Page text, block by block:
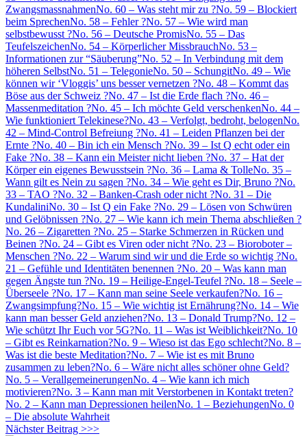
ZwangsmassnahmenNo. 60 – Was steht mir zu ?No. 59 – Blockiert
beim SprechenNo. 58 – Fehler ?No. 57 – Wie wird man
selbstbewusst ?No. 56 – Deutsche PromisNo. 55 – Das
TeufelszeichenNo. 54 – Körperlicher MissbrauchNo. 53 –
Informationen zur “Säuberung”No. 52 – In Verbindung mit dem
höheren SelbstNo. 51 – TelegonieNo. 50 – SchungitNo. 49 – Wie
können wir ‘Vloggis’ uns besser vernetzen ?No. 48 – Kommt das
Böse aus der Schweiz ?No. 47 – Ist die Erde flach ?No. 46 –
Massenmeditation ?No. 45 – Ich möchte Geld verschenkenNo. 44 –
Wie funktioniert Telekinese?No. 43 – Verfolgt, bedroht, belogenNo.
42 – Mind-Control Befreiung ?No. 41 – Leiden Pflanzen bei der
Ernte ?No. 40 – Bin ich ein Mensch ?No. 39 – Ist Q echt oder ein
Fake ?No. 38 – Kann ein Meister nicht lieben ?No. 37 – Hat der
Körper ein eigenes Bewusstsein ?No. 36 – Lama & TolleNo. 35 –
Wann gilt es Nein zu sagen ?No. 34 – Wie geht es Dir, Bruno ?No.
33 – TAO ?No. 32 – Banken-Crash oder nicht ?No. 31 – Die
KundaliniNo. 30 – Ist Q ein Fake ?No. 29 – Lösen von Schwüren
und Gelöbnissen ?No. 27 – Wie kann ich mein Thema abschließen ?
No. 26 – Zigaretten ?No. 25 – Starke Schmerzen in Rücken und
Beinen ?No. 24 – Gibt es Viren oder nicht ?No. 23 – Bioroboter –
Menschen ?No. 22 – Warum sind wir und die Erde so wichtig ?No.
21 – Gefühle und Identitäten benennen ?No. 20 – Was kann man
gegen Ängste tun ?No. 19 – Heilige-Engel-Teufel ?No. 18 – Seele –
Überseele ?No. 17 – Kann man seine Seele verkaufen?No. 16 –
Zwangsimpfung?No. 15 – Wie wichtig ist Ernährung?No. 14 – Wie
kann man besser Geld anziehen?No. 13 – Donald Trump?No. 12 –
Wie schützt Ihr Euch vor 5G?No. 11 – Was ist Weiblichkeit?No. 10
– Gibt es Reinkarnation?No. 9 – Wieso ist das Ego schlecht?No. 8 –
Was ist die beste Meditation?No. 7 – Wie ist es mit Bruno
zusammen zu leben?No. 6 – Wäre nicht alles schöner ohne Geld?
No. 5 – VerallgemeinerungenNo. 4 – Wie kann ich mich
motivieren?No. 3 – Kann man mit Verstorbenen in Kontakt treten?
No. 2 – Kann man Depressionen heilenNo. 1 – BeziehungenNo. 0
– Die absolute Wahrheit
Nächster Beitrag >>>